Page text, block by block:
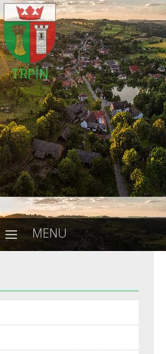
TRPÍN
MENU